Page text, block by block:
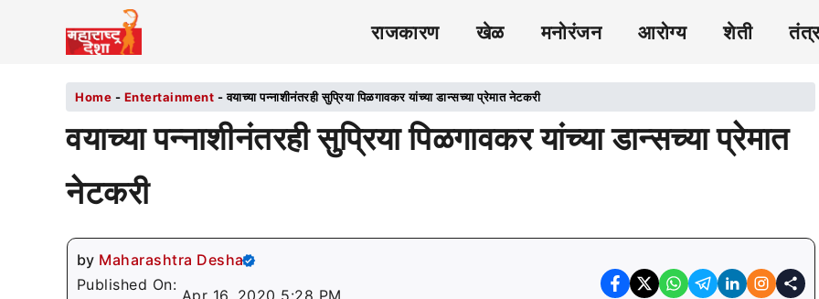
राजकारण खेळ मनोरंजन आरोग्य शेती
Home - Entertainment -वयाच्या पन्नाशीनंतरही सुप्रिया पिळगावकर यांच्या डान्सच्या प्रेमात नेटकरी
वयाच्या पन्नाशीनंतरही सुप्रिया पिळगावकर यांच्या डान्सच्या प्रेमात
नेटकरी
by Maharashtra Desha
Published On:
Apr 16, 2020 5:28 PM